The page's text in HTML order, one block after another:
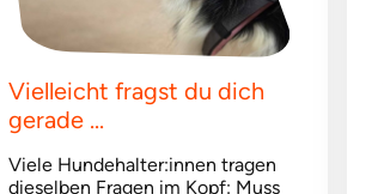
Vielleicht fragst du dich
gerade ...
Viele Hundehalter:innen tragen
dieselben Fragen im Kopf: Muss